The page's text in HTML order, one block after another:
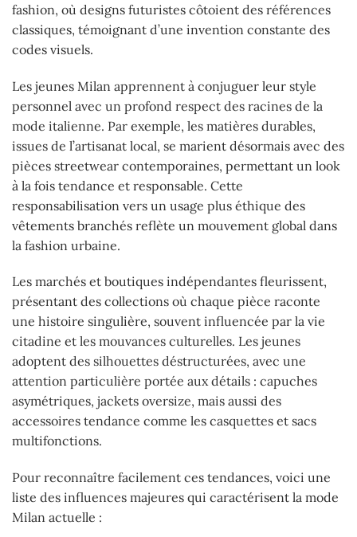
fashion, où designs futuristes côtoient des références
classiques, témoignant d’une invention constante des
codes visuels.
Les jeunes Milan apprennent à conjuguer leur style
personnel avec un profond respect des racines de la
mode italienne. Par exemple, les matières durables,
issues de l’artisanat local, se marient désormais avec des
pièces streetwear contemporaines, permettant un look
à la fois tendance et responsable. Cette
responsabilisation vers un usage plus éthique des
vêtements branchés reflète un mouvement global dans
la fashion urbaine.
Les marchés et boutiques indépendantes fleurissent,
présentant des collections où chaque pièce raconte
une histoire singulière, souvent influencée par la vie
citadine et les mouvances culturelles. Les jeunes
adoptent des silhouettes déstructurées, avec une
attention particulière portée aux détails : capuches
asymétriques, jackets oversize, mais aussi des
accessoires tendance comme les casquettes et sacs
multifonctions.
Pour reconnaître facilement ces tendances, voici une
liste des influences majeures qui caractérisent la mode
Milan actuelle :